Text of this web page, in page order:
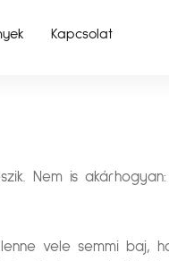
Kapcsolat
Nem is akárhogyan:
vele semmi baj,